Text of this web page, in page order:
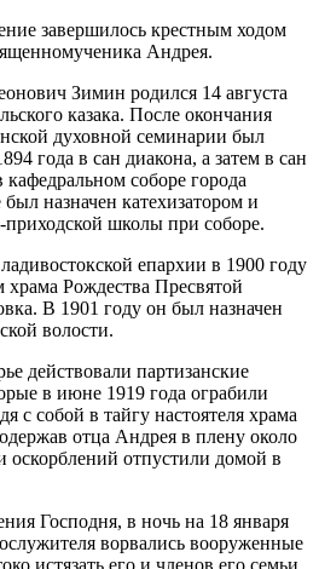
завершилось крестным ходом
Андрея.
Зимин родился 14 августа
казака. После окончания
духовной семинарии был
года в сан диакона, а затем в сан
соборе города
назначен катехизатором и
приходской школы при соборе.
епархии в 1900 году
храма Рождества Пресвятой
В 1901 году он был назначен
волости.
действовали партизанские
в июне 1919 года ограбили
с собой в тайгу настоятеля храма
отца Андрея в плену около
оскорблений отпустили домой в
Господня, в ночь на 18 января
ворвались вооруженные
истязать его и членов его семьи,